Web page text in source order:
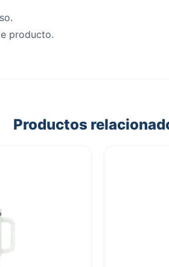
producto.
Productos